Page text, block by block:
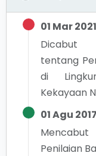
01 Mar 2021
Dicabut
tentang
di
Kekayaan
01 Agu 2017
Mencabut
Penilaian